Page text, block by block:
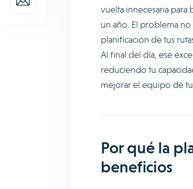
vuelta innecesaria
un año. El problema
planificación de tus
Al final del día, ese
reduciendo tu
mejorar el equipo de
Por qué la
beneficios